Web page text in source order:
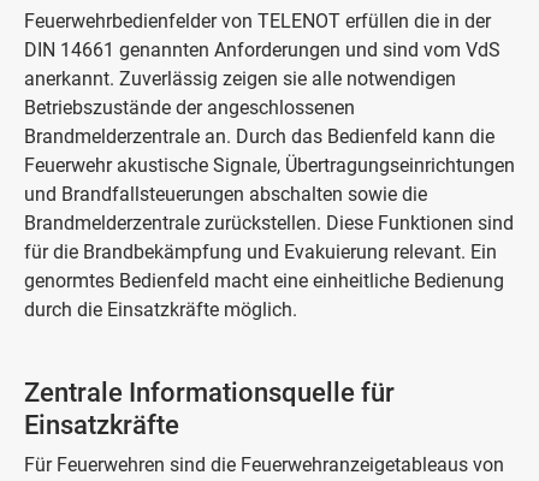
Feuerwehrbedienfelder von TELENOT erfüllen die in der
DIN 14661 genannten Anforderungen und sind vom VdS
anerkannt. Zuverlässig zeigen sie alle notwendigen
Betriebszustände der angeschlossenen
Brandmelderzentrale an. Durch das Bedienfeld kann die
Feuerwehr akustische Signale, Übertragungseinrichtungen
und Brandfallsteuerungen abschalten sowie die
Brandmelderzentrale zurückstellen. Diese Funktionen sind
für die Brandbekämpfung und Evakuierung relevant. Ein
genormtes Bedienfeld macht eine einheitliche Bedienung
durch die Einsatzkräfte möglich.
Zentrale Informationsquelle für
Einsatzkräfte
Für Feuerwehren sind die Feuerwehranzeigetableaus von